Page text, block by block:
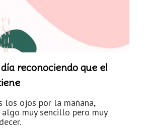
reconociendo que el
los ojos por la mañana,
muy sencillo pero muy